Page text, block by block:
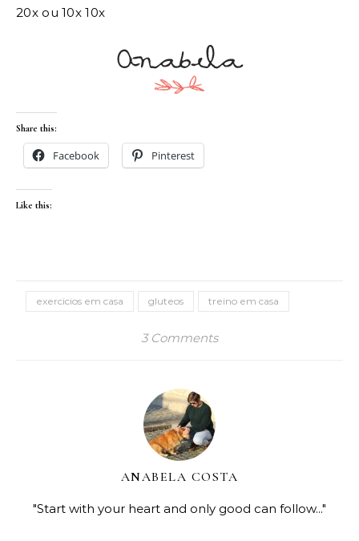
20x ou 10x 10x
Share this:
Facebook Pinterest
Like this:
exercicios em casa gluteos treino em casa
3 Comments
ANABELA COSTA
"Start with your heart and only good can follow..."